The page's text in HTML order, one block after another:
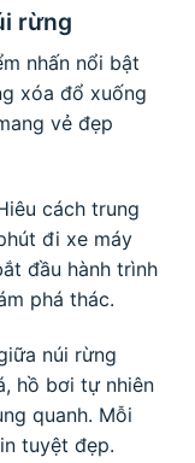
rừng
nhấn nổi bật
xóa đổ xuống
vẻ đẹp
cách trung
đi xe máy
đầu hành trình
phá thác.
núi rừng
hồ bơi tự nhiên
quanh. Mỗi
tuyệt đẹp.